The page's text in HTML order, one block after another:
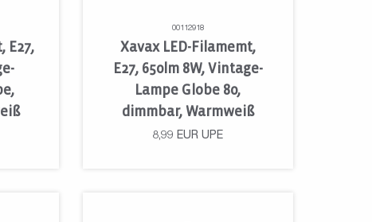
E27,
00112918
Xavax LED-Filamemt,
E27, 650lm 8W, Vintage-
Lampe Globe 80,
dimmbar, Warmweiß
8,99 EUR UPE